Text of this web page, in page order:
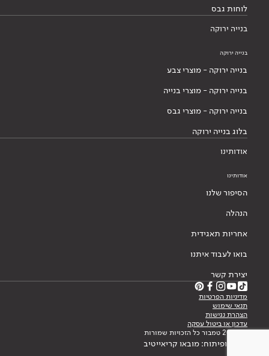
לוחות גבס
בנייה ירוקה
בנייה ירוקה
בנייה ירוקה - מוצרי צבע
בנייה ירוקה - מוצרי בנייה
בנייה ירוקה - מוצרי גבס
בלוג בנייה ירוקה
אודותינו
אודותינו
הסיפור שלנו
הנהלה
אחריות תאגידית
בואו לעבוד איתנו
יצירת קשר
מדיניות הפרטיות
תנאי שימוש
הצהרת נגישות
עדכון או ביטול עסקה
© 2026 טמבור כל הזכויות שמורות
עיצוב ופיתוח: מובאו קריאייטיב